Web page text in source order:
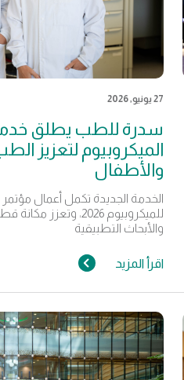
27 يونيو, 2026
سدرة للطب يطلق
الميكروبيوم لتعزيز
والأطفال
الخدمة الجديدة تكمل أعمال
للميكروبيوم 2026،
والأبحاث التطبيقية
اقرأ المزيد